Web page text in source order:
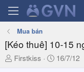
Mua bán
[Kéo thuê] 10-15
T
Firstkiss
N
16/7/12